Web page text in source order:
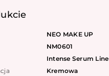
NEO MAKE UP
NM0601
Intense Serum Line
Kremowa